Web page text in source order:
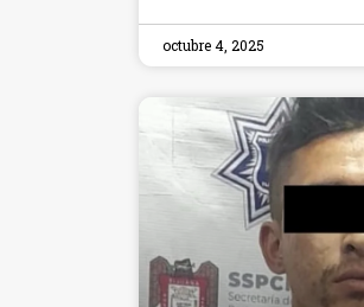
octubre 4, 2025